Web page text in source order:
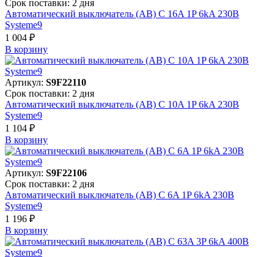
Срок поставки: 2 дня
Автоматический выключатель (АВ) C 16A 1P 6kA 230В
Systeme9
1 004 ₽
В корзинy
Артикул: S9F22110
Срок поставки: 2 дня
Автоматический выключатель (АВ) C 10A 1P 6kA 230В
Systeme9
1 104 ₽
В корзинy
Артикул: S9F22106
Срок поставки: 2 дня
Автоматический выключатель (АВ) C 6A 1P 6kA 230В
Systeme9
1 196 ₽
В корзинy